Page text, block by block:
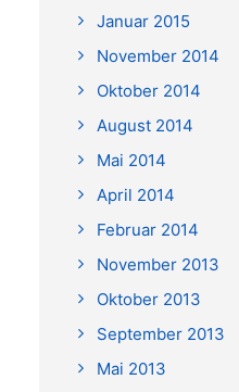
Januar 2015
November 2014
Oktober 2014
August 2014
Mai 2014
April 2014
Februar 2014
November 2013
Oktober 2013
September 2013
Mai 2013